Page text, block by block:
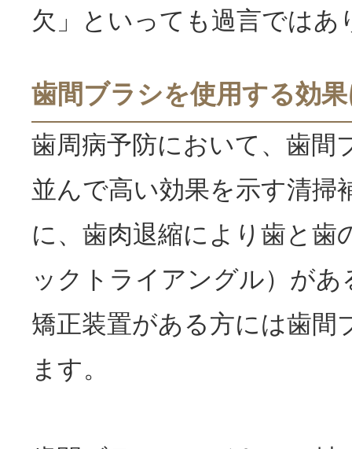
欠」といっても過言ではあ
歯間ブラシを使用する効
歯周病予防において、歯間
並んで高い効果を示す清掃
に、歯肉退縮により歯と歯
ックトライアングル）が
矯正装置がある方には歯間
ます。